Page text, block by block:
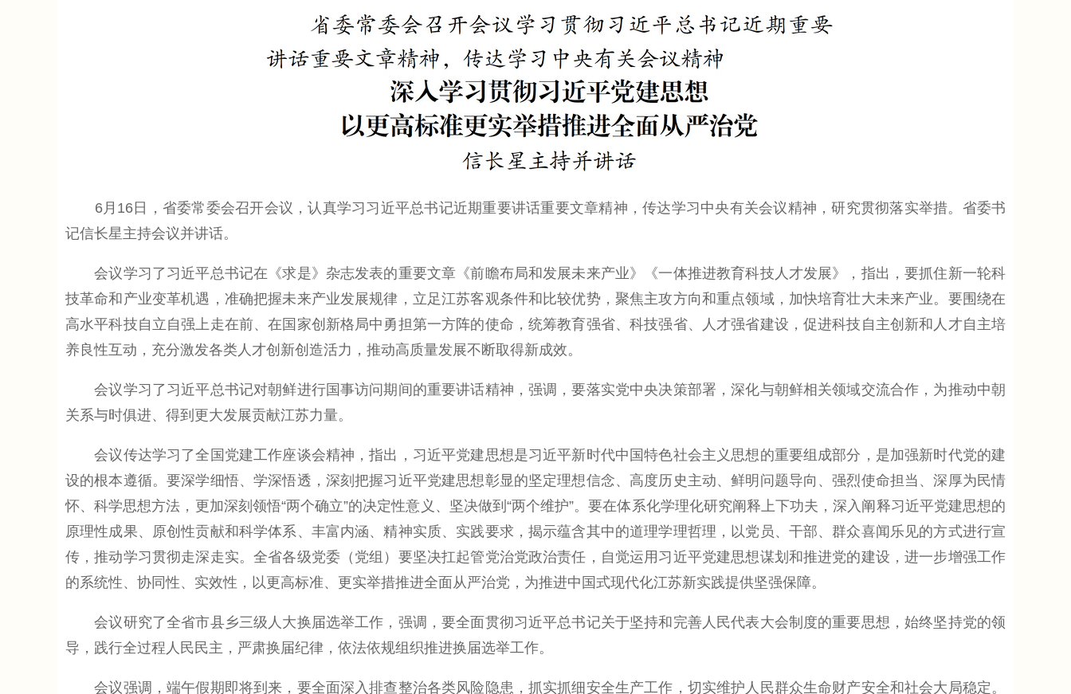
6月16日，省委常委会召开会议，认真学习习近平总书记近期重要讲话重要文章精神，传达学习中央有关会议精神，研究贯彻落实举措。省委书
记信长星主持会议并讲话。
会议学习了习近平总书记在《求是》杂志发表的重要文章《前瞻布局和发展未来产业》《一体推进教育科技人才发展》，指出，要抓住新一轮科
技革命和产业变革机遇，准确把握未来产业发展规律，立足江苏客观条件和比较优势，聚焦主攻方向和重点领域，加快培育壮大未来产业。要围绕在
高水平科技自立自强上走在前、在国家创新格局中勇担第一方阵的使命，统筹教育强省、科技强省、人才强省建设，促进科技自主创新和人才自主培
养良性互动，充分激发各类人才创新创造活力，推动高质量发展不断取得新成效。
会议学习了习近平总书记对朝鲜进行国事访问期间的重要讲话精神，强调，要落实党中央决策部署，深化与朝鲜相关领域交流合作，为推动中朝
关系与时俱进、得到更大发展贡献江苏力量。
会议传达学习了全国党建工作座谈会精神，指出，习近平党建思想是习近平新时代中国特色社会主义思想的重要组成部分，是加强新时代党的建
设的根本遵循。要深学细悟、学深悟透，深刻把握习近平党建思想彰显的坚定理想信念、高度历史主动、鲜明问题导向、强烈使命担当、深厚为民情
怀、科学思想方法，更加深刻领悟“两个确立”的决定性意义、坚决做到“两个维护”。要在体系化学理化研究阐释上下功夫，深入阐释习近平党建思想的
原理性成果、原创性贡献和科学体系、丰富内涵、精神实质、实践要求，揭示蕴含其中的道理学理哲理，以党员、干部、群众喜闻乐见的方式进行宣
传，推动学习贯彻走深走实。全省各级党委（党组）要坚决扛起管党治党政治责任，自觉运用习近平党建思想谋划和推进党的建设，进一步增强工作
的系统性、协同性、实效性，以更高标准、更实举措推进全面从严治党，为推进中国式现代化江苏新实践提供坚强保障。
会议研究了全省市县乡三级人大换届选举工作，强调，要全面贯彻习近平总书记关于坚持和完善人民代表大会制度的重要思想，始终坚持党的领
导，践行全过程人民民主，严肃换届纪律，依法依规组织推进换届选举工作。
会议强调，端午假期即将到来，要全面深入排查整治各类风险隐患，抓实抓细安全生产工作，切实维护人民群众生命财产安全和社会大局稳定。